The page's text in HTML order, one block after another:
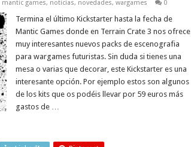
mantic games, noticias, novedades, wargames 0
Termina el último Kickstarter hasta la fecha de
Mantic Games donde en Terrain Crate 3 nos ofrece
muy interesantes nuevos packs de escenografia
para wargames futuristas. Sin duda si tienes una
mesa o varias que decorar, este Kickstarter es una
interesante opción. Por ejemplo estos son algunos
de los kits que os podéis llevar por 59 euros más
gastos de …